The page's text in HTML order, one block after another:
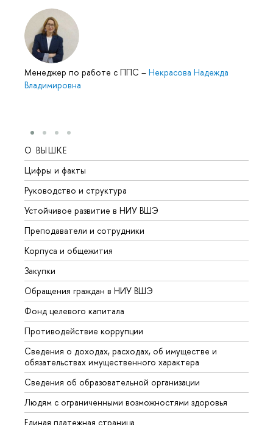
Менеджер по работе с ППС – Некрасова Надежда
Владимировна
О ВЫШКЕ
Цифры и факты
Руководство и структура
Устойчивое развитие в НИУ ВШЭ
Преподаватели и сотрудники
Корпуса и общежития
Закупки
Обращения граждан в НИУ ВШЭ
Фонд целевого капитала
Противодействие коррупции
Сведения о доходах, расходах, об имуществе и
обязательствах имущественного характера
Сведения об образовательной организации
Людям с ограниченными возможностями здоровья
Единая платежная страница